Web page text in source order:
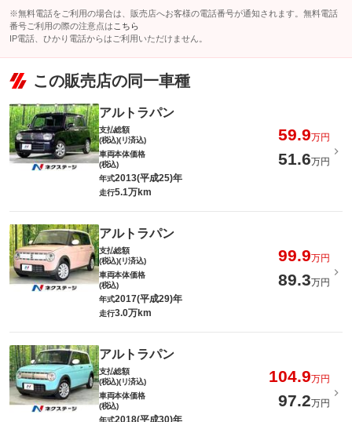
※無料電話をご利用の場合は、販売店へお客様の電話番号が通知されます。無料電話
番号ご利用の際の注意点は こちら
IP電話、ひかり電話からはご利用いただけません。
この販売店の同一車種
アルトラパン
支払総額
(税込)(リ済込)
59.9万円
車両本体価格
(税込)
51.6万円
年式2013(平成25)年
走行5.1万km
アルトラパン
支払総額
(税込)(リ済込)
99.9万円
車両本体価格
(税込)
89.3万円
年式2017(平成29)年
走行3.0万km
アルトラパン
支払総額
(税込)(リ済込)
104.9万円
車両本体価格
(税込)
97.2万円
年式2018(平成30)年